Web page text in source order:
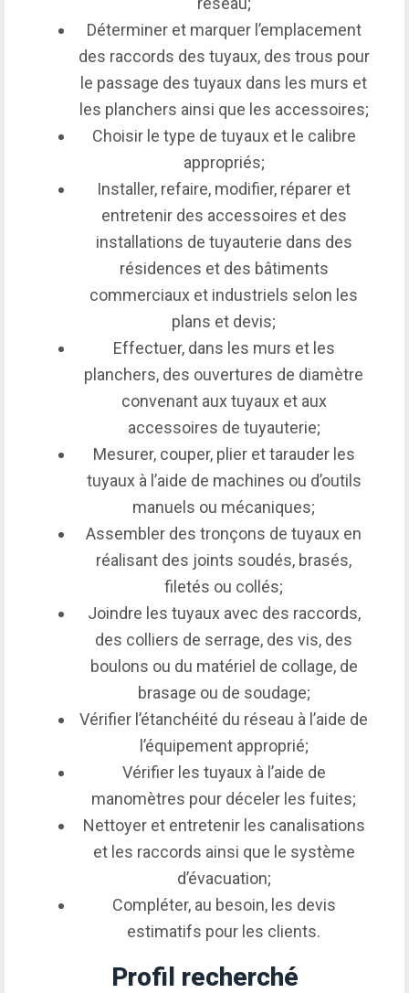
Déterminer et marquer l’emplacement
des raccords des tuyaux, des trous pour
le passage des tuyaux dans les murs et
les planchers ainsi que les accessoires;
Choisir le type de tuyaux et le calibre
appropriés;
Installer, refaire, modifier, réparer et
entretenir des accessoires et des
installations de tuyauterie dans des
résidences et des bâtiments
commerciaux et industriels selon les
plans et devis;
Effectuer, dans les murs et les
planchers, des ouvertures de diamètre
convenant aux tuyaux et aux
accessoires de tuyauterie;
Mesurer, couper, plier et tarauder les
tuyaux à l’aide de machines ou d’outils
manuels ou mécaniques;
Assembler des tronçons de tuyaux en
réalisant des joints soudés, brasés,
filetés ou collés;
Joindre les tuyaux avec des raccords,
des colliers de serrage, des vis, des
boulons ou du matériel de collage, de
brasage ou de soudage;
Vérifier l’étanchéité du réseau à l’aide de
l’équipement approprié;
Vérifier les tuyaux à l’aide de
manomètres pour déceler les fuites;
Nettoyer et entretenir les canalisations
et les raccords ainsi que le système
d’évacuation;
Compléter, au besoin, les devis
estimatifs pour les clients.
Profil recherché